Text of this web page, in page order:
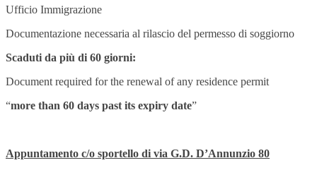
Ufficio Immigrazione
Documentazione necessaria al rilascio del permesso di soggiorno
Scaduti da più di 60 giorni:
Document required for the renewal of any residence permit
“more than 60 days past its expiry date”
Appuntamento c/o sportello di via G.D. D’Annunzio 80